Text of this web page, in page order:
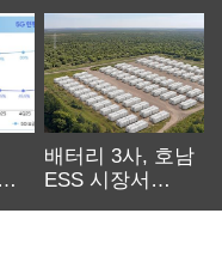
배터리 3사, 호남
ESS 시장서